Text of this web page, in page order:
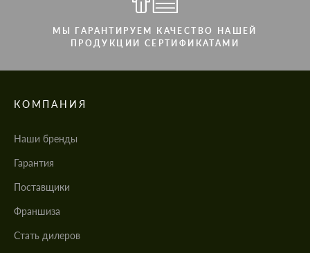
МЫ ГАРАНТИРУЕМ КАЧЕСТВО НАШЕЙ
ПРОДУКЦИИ СЕРТИФИКАТАМИ
КОМПАНИЯ
Наши бренды
Гарантия
Поставщики
Франшиза
Стать дилеров